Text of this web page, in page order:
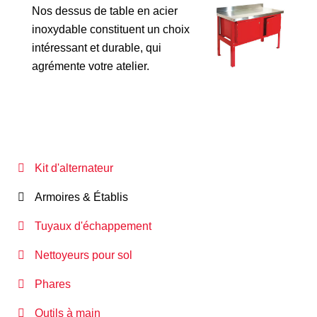
Nos dessus de table en acier
inoxydable constituent un choix
intéressant et durable, qui
agrémente votre atelier.
Kit d'alternateur
Armoires & Établis
Tuyaux d'échappement
Nettoyeurs pour sol
Phares
Outils à main